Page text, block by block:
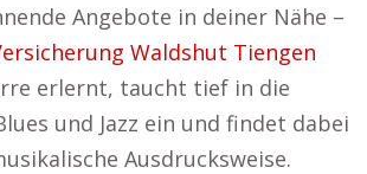
Angebote in deiner Nähe –
Waldshut Tiengen
erlernt, taucht tief in die
und Jazz ein und findet dabei
Ausdrucksweise.